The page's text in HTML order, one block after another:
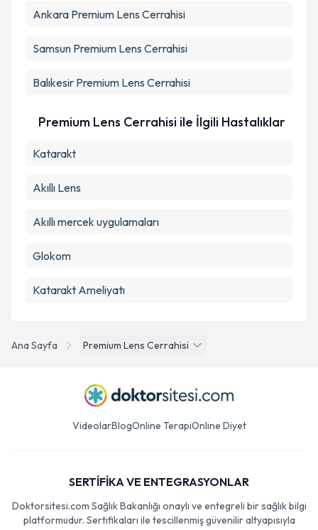
Ana Sayfa Premium Lens Cerrahisi
Ankara Premium Lens Cerrahisi
Samsun Premium Lens Cerrahisi
Balıkesir Premium Lens Cerrahisi
Premium Lens Cerrahisi ile İlgili Hastalıklar
Katarakt
Akıllı Lens
Akıllı mercek uygulamaları
Glokom
Katarakt Ameliyatı
VideolarBlogOnline TerapiOnline Diyet
SERTİFİKA VE ENTEGRASYONLAR
Doktorsitesi.com Sağlık Bakanlığı onaylı ve entegreli bir sağlık bilgi
platformudur. Sertifikaları ile tescillenmiş güvenilir altyapısıyla